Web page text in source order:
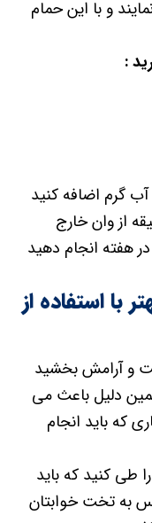
و با این حمام
:
گرم اضافه کنید
آن شوید و پس از ۱۲ دقیقه از وان خارج
نتیجه بهتر این کار را ۳ بار در هفته انجام دهید
استفاده از
و آرامش بخشید
دلیل باعث می
که باید انجام
طی کنید که باید
به تخت خوابتان